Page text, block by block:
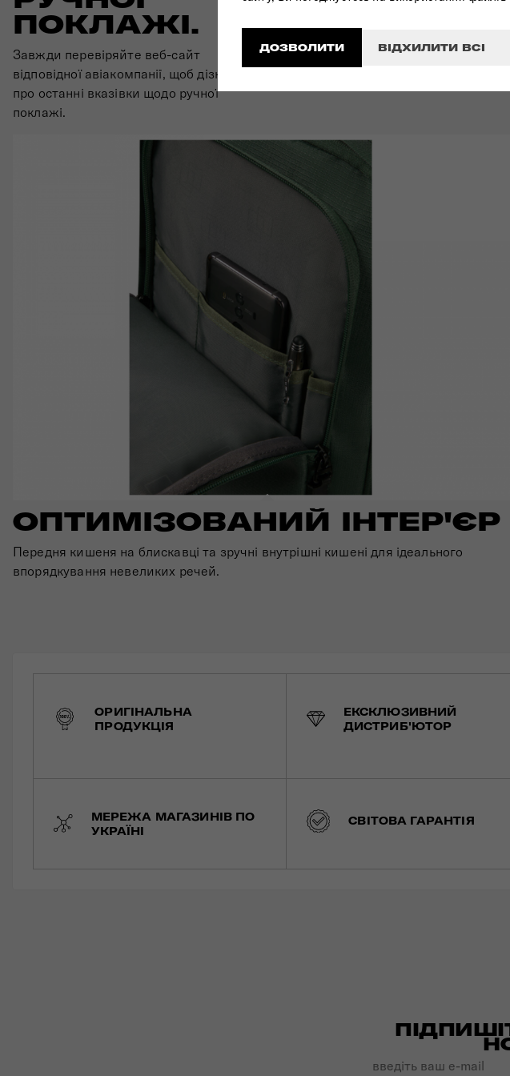
ДОЗВОЛИТИ ВІДХИЛИТИ ВСІ
ПОКЛАЖІ.
Завжди перевіряйте веб-сайт
відповідної авіакомпанії, щоб дізнатися
про останні вказівки щодо ручної
поклажі.
ОПТИМІЗОВАНИЙ ІНТЕР'ЄР
Передня кишеня на блискавці та зручні внутрішні кишені для ідеального
впорядкування невеликих речей.
ОРИГІНАЛЬНА
ПРОДУКЦІЯ
ЕКСКЛЮЗИВНИЙ
ДИСТРИБ'ЮТОР
МЕРЕЖА МАГАЗИНІВ ПО
УКРАЇНІ
СВІТОВА ГАРАНТІЯ